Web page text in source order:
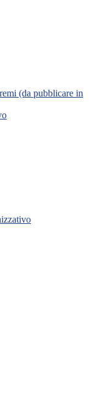
(da pubblicare in